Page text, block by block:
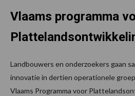
Vlaams programma
Landbouwers en onderzoekers gaan
innovatie in dertien operationele
Vlaams Programma voor